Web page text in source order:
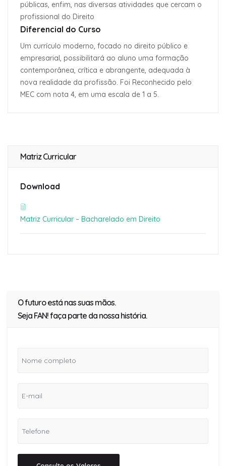
públicas, enfim, nas diversas atividades que cercam o
profissional do Direito
Diferencial do Curso
Um currículo moderno, focado no direito público e
empresarial, possibilitará ao aluno uma formação
contemporânea, crítica e abrangente, adequada à
nova realidade da profissão. Foi Reconhecido pelo
MEC com nota 4, em uma escala de 1 a 5.
Matriz Curricular
Download
Matriz Curricular – Bacharelado em Direito
O futuro está nas suas mãos.
Seja FAN! faça parte da nossa história.